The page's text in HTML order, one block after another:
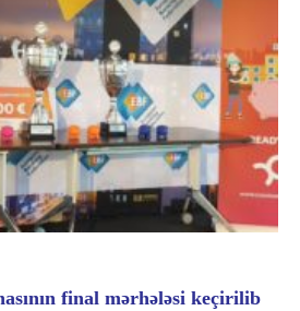
final mərhələsi keçirilib